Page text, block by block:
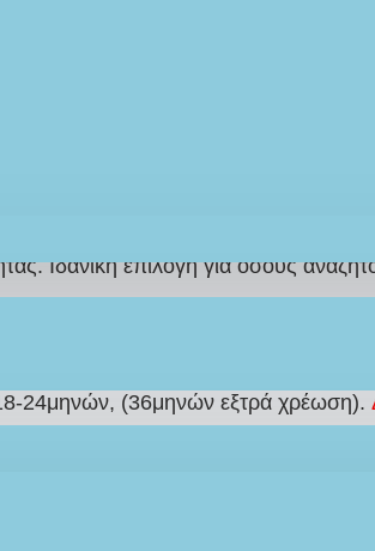
σε γραμμή ανάλαφρη που
ή φουλάρι και καπέλο,
Ιδανική επιλογή για όσους
24μηνών, (36μηνών εξτρά χρέωση).